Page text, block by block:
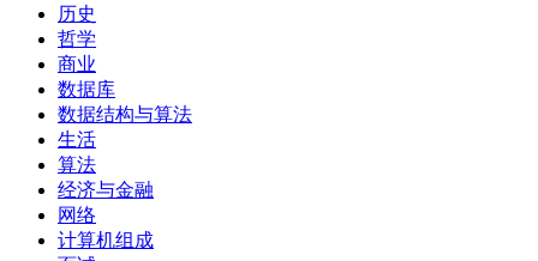
推理过程的技术细节
历史
哲学
商业
数据库
数据结构与算法
生活
算法
经济与金融
网络
计算机组成